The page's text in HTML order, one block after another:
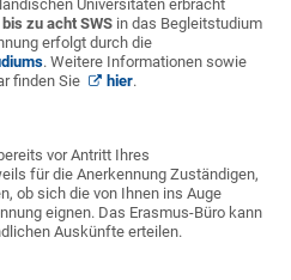
Universitäten erbracht
bis zu acht SWS in das Begleitstudium
erfolgt durch die
. Weitere Informationen sowie
finden Sie
hier.
vor Antritt Ihres
für die Anerkennung Zuständigen,
ob sich die von Ihnen ins Auge
eignen. Das Erasmus-Büro kann
Auskünfte erteilen.